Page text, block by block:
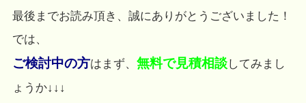
最後までお読み頂き、誠にありがとうございました！
では、
ご検討中の方はまず、 無料で見積相談してみまし
ょうか↓↓↓